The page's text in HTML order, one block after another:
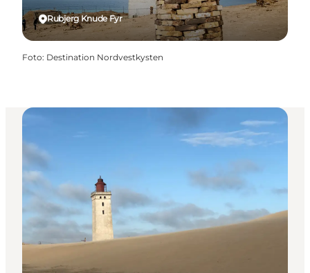
Rubjerg Knude Fyr
Foto: Destination Nordvestkysten